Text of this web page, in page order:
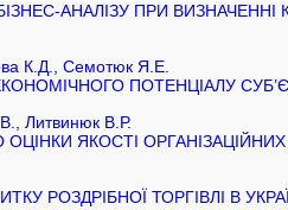
АНАЛІЗУ ПРИ
К.Д., Семотюк Я.Е.
ПОТЕНЦІАЛУ
Литвинюк В.Р.
ЯКОСТІ
РОЗДРІБНОЇ ТОРГІВЛІ В